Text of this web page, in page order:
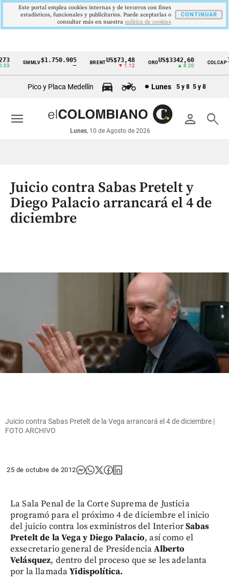
Cintillo
económicos
Colombia
SMMLV$1.750.905 BRENTUS$73,48
▼ 1.12
OROUS$3342,60
▲ 8.20
COLCAP
Pico y Placa Medellín Lunes 5 y 8 5 y 8
person search
Lunes, 10 de Agosto de 2026
menu
Juicio contra Sabas Pretelt y
Diego Palacio arrancará el 4 de
diciembre
Juicio contra Sabas Pretelt de la Vega arrancará el 4 de diciembre |
FOTO ARCHIVO
25 de octubre de 2012
La Sala Penal de la Corte Suprema de Justicia
programó para el próximo 4 de diciembre el inicio
del juicio contra los exministros del InteriorSabas
Pretelt de la Vega y Diego Palacio, así como el
exsecretario general de PresidenciaAlberto
Velásquez, dentro del proceso que se les adelanta
por la llamadaYidispolítica.
Este portal emplea cookies internas y de terceros con fines
estadísticos, funcionales y publicitarios. Puede aceptarlas o
consultar más en nuestra politica de cookies
CONTINUAR